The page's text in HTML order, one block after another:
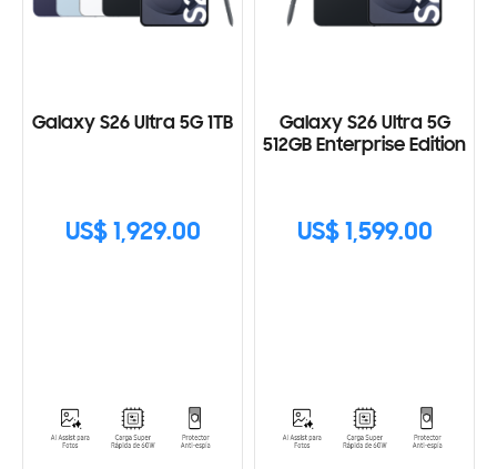
Galaxy S26 Ultra 5G 1TB
US$ 1,929.00
Galaxy S26 Ultra 5G
512GB Enterprise Edition
US$ 1,599.00